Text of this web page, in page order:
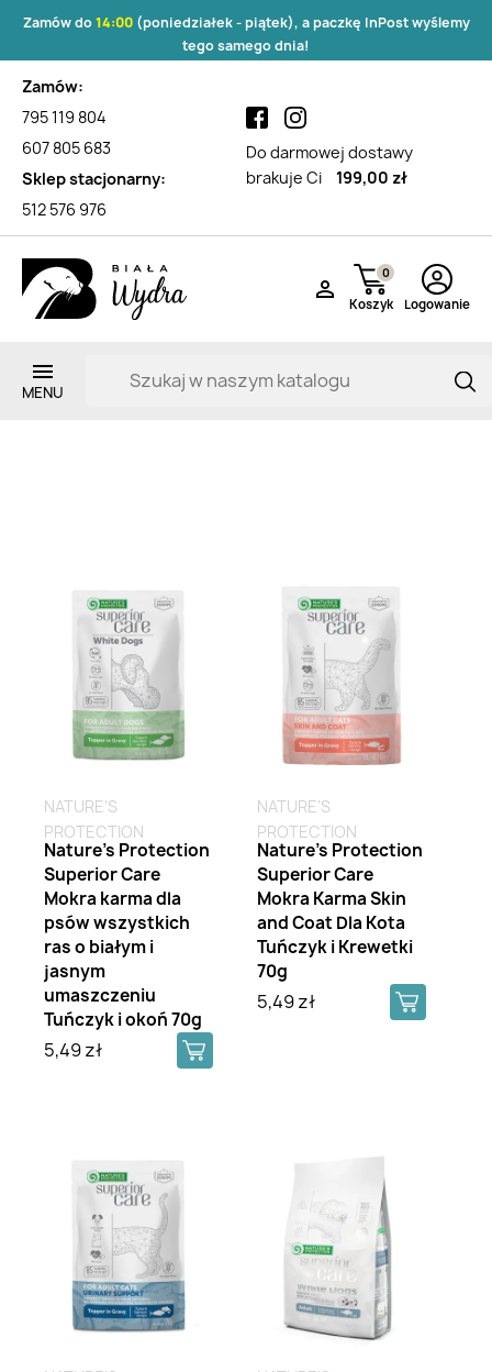
Zamów do14:00(poniedziałek - piątek), a paczkę InPost wyślemy
tego samego dnia!
Zamów:
795 119 804
607 805 683
Sklep stacjonarny:
512 576 976
Do darmowej dostawy
brakuje Ci
199,00 zł

Koszyk
0
Logowanie
Lista produktów marki Nature's
Protection
NATURE'S
PROTECTION
Nature's Protection
Superior Care
Mokra karma dla
psów wszystkich
ras o białym i
jasnym
umaszczeniu
Tuńczyk i okoń 70g
5,49 zł
NATURE'S
PROTECTION
Nature's Protection
Superior Care
Mokra Karma Skin
and Coat Dla Kota
Tuńczyk i Krewetki
70g
5,49 zł